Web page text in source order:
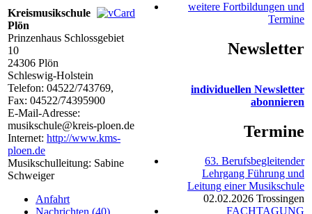
Kreismusikschule
Plön
Prinzenhaus Schlossgebiet
10
24306 Plön
Schleswig-Holstein
Telefon: 04522/743769,
Fax: 04522/74395900
E-Mail-Adresse:
musikschule@kreis-ploen.de
Internet: http://www.kms-
ploen.de
Musikschulleitung: Sabine
Schweiger
Anfahrt
Nachrichten (40)
weitere Fortbildungen und
Termine
Newsletter
individuellen Newsletter
abonnieren
Termine
63. Berufsbegleitender
Lehrgang Führung und
Leitung einer Musikschule
02.02.2026 Trossingen
FACHTAGUNG